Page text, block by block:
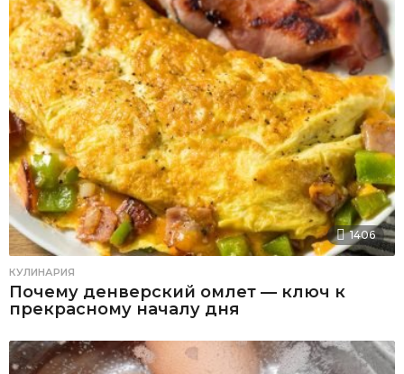
1406
КУЛИНАРИЯ
Почему денверский омлет — ключ к
прекрасному началу дня